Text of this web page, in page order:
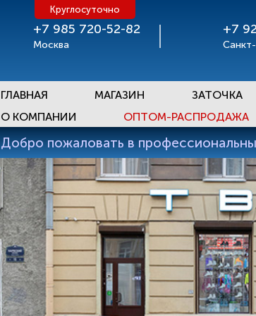
+7 985 720-52-82
Москва
Круглосуточно
+7
ГЛАВНАЯ МАГАЗИН ЗАТОЧКА
О КОМПАНИИ
ОПТОМ-РАСПРОДАЖА
Добро пожаловать в